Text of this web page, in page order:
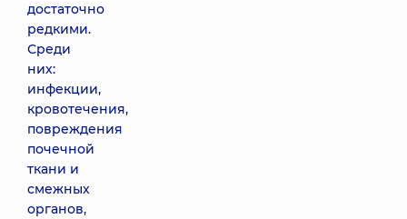
достаточно
редкими.
Среди
них:
инфекции,
кровотечения,
повреждения
почечной
ткани и
смежных
органов,